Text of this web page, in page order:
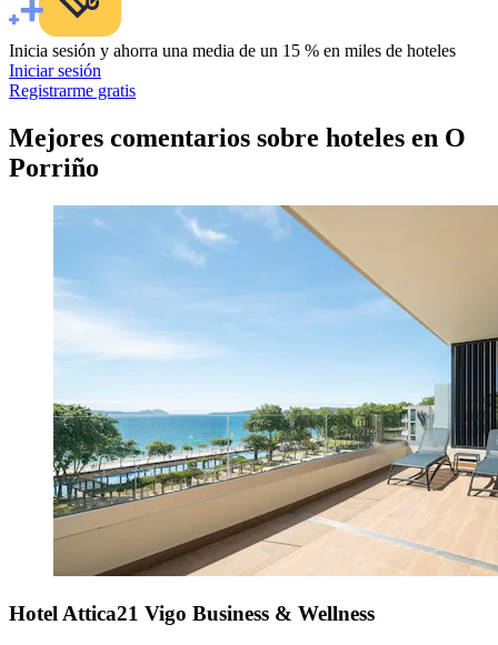
Inicia sesión y ahorra una media de un 15 % en miles de hoteles
Iniciar sesión
Registrarme gratis
Mejores comentarios sobre hoteles en O
Porriño
Hotel Attica21 Vigo Business & Wellness